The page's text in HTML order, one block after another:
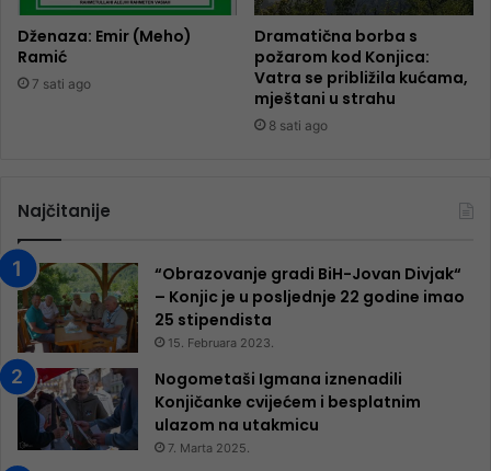
Dženaza: Emir (Meho)
Ramić
7 sati ago
Dramatična borba s
požarom kod Konjica:
Vatra se približila kućama,
mještani u strahu
8 sati ago
Najčitanije
“Obrazovanje gradi BiH-Jovan Divjak“
– Konjic je u posljednje 22 godine imao
25 ​​stipendista
15. Februara 2023.
Nogometaši Igmana iznenadili
Konjičanke cvijećem i besplatnim
ulazom na utakmicu
7. Marta 2025.